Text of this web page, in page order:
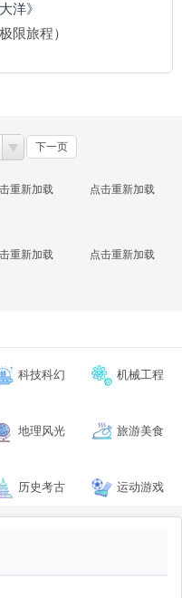
洋》
限旅程）
下一页
重新加载 点击重新加载
重新加载 点击重新加载
科技科幻 机械工程
地理风光 旅游美食
历史考古 运动游戏